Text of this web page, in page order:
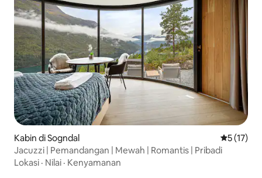
Kabin di Sogndal Nilai rata-
5 (17)
Jacuzzi | Pemandangan | Mewah | Romantis | Pribadi
Lokasi · Nilai · Kenyamanan